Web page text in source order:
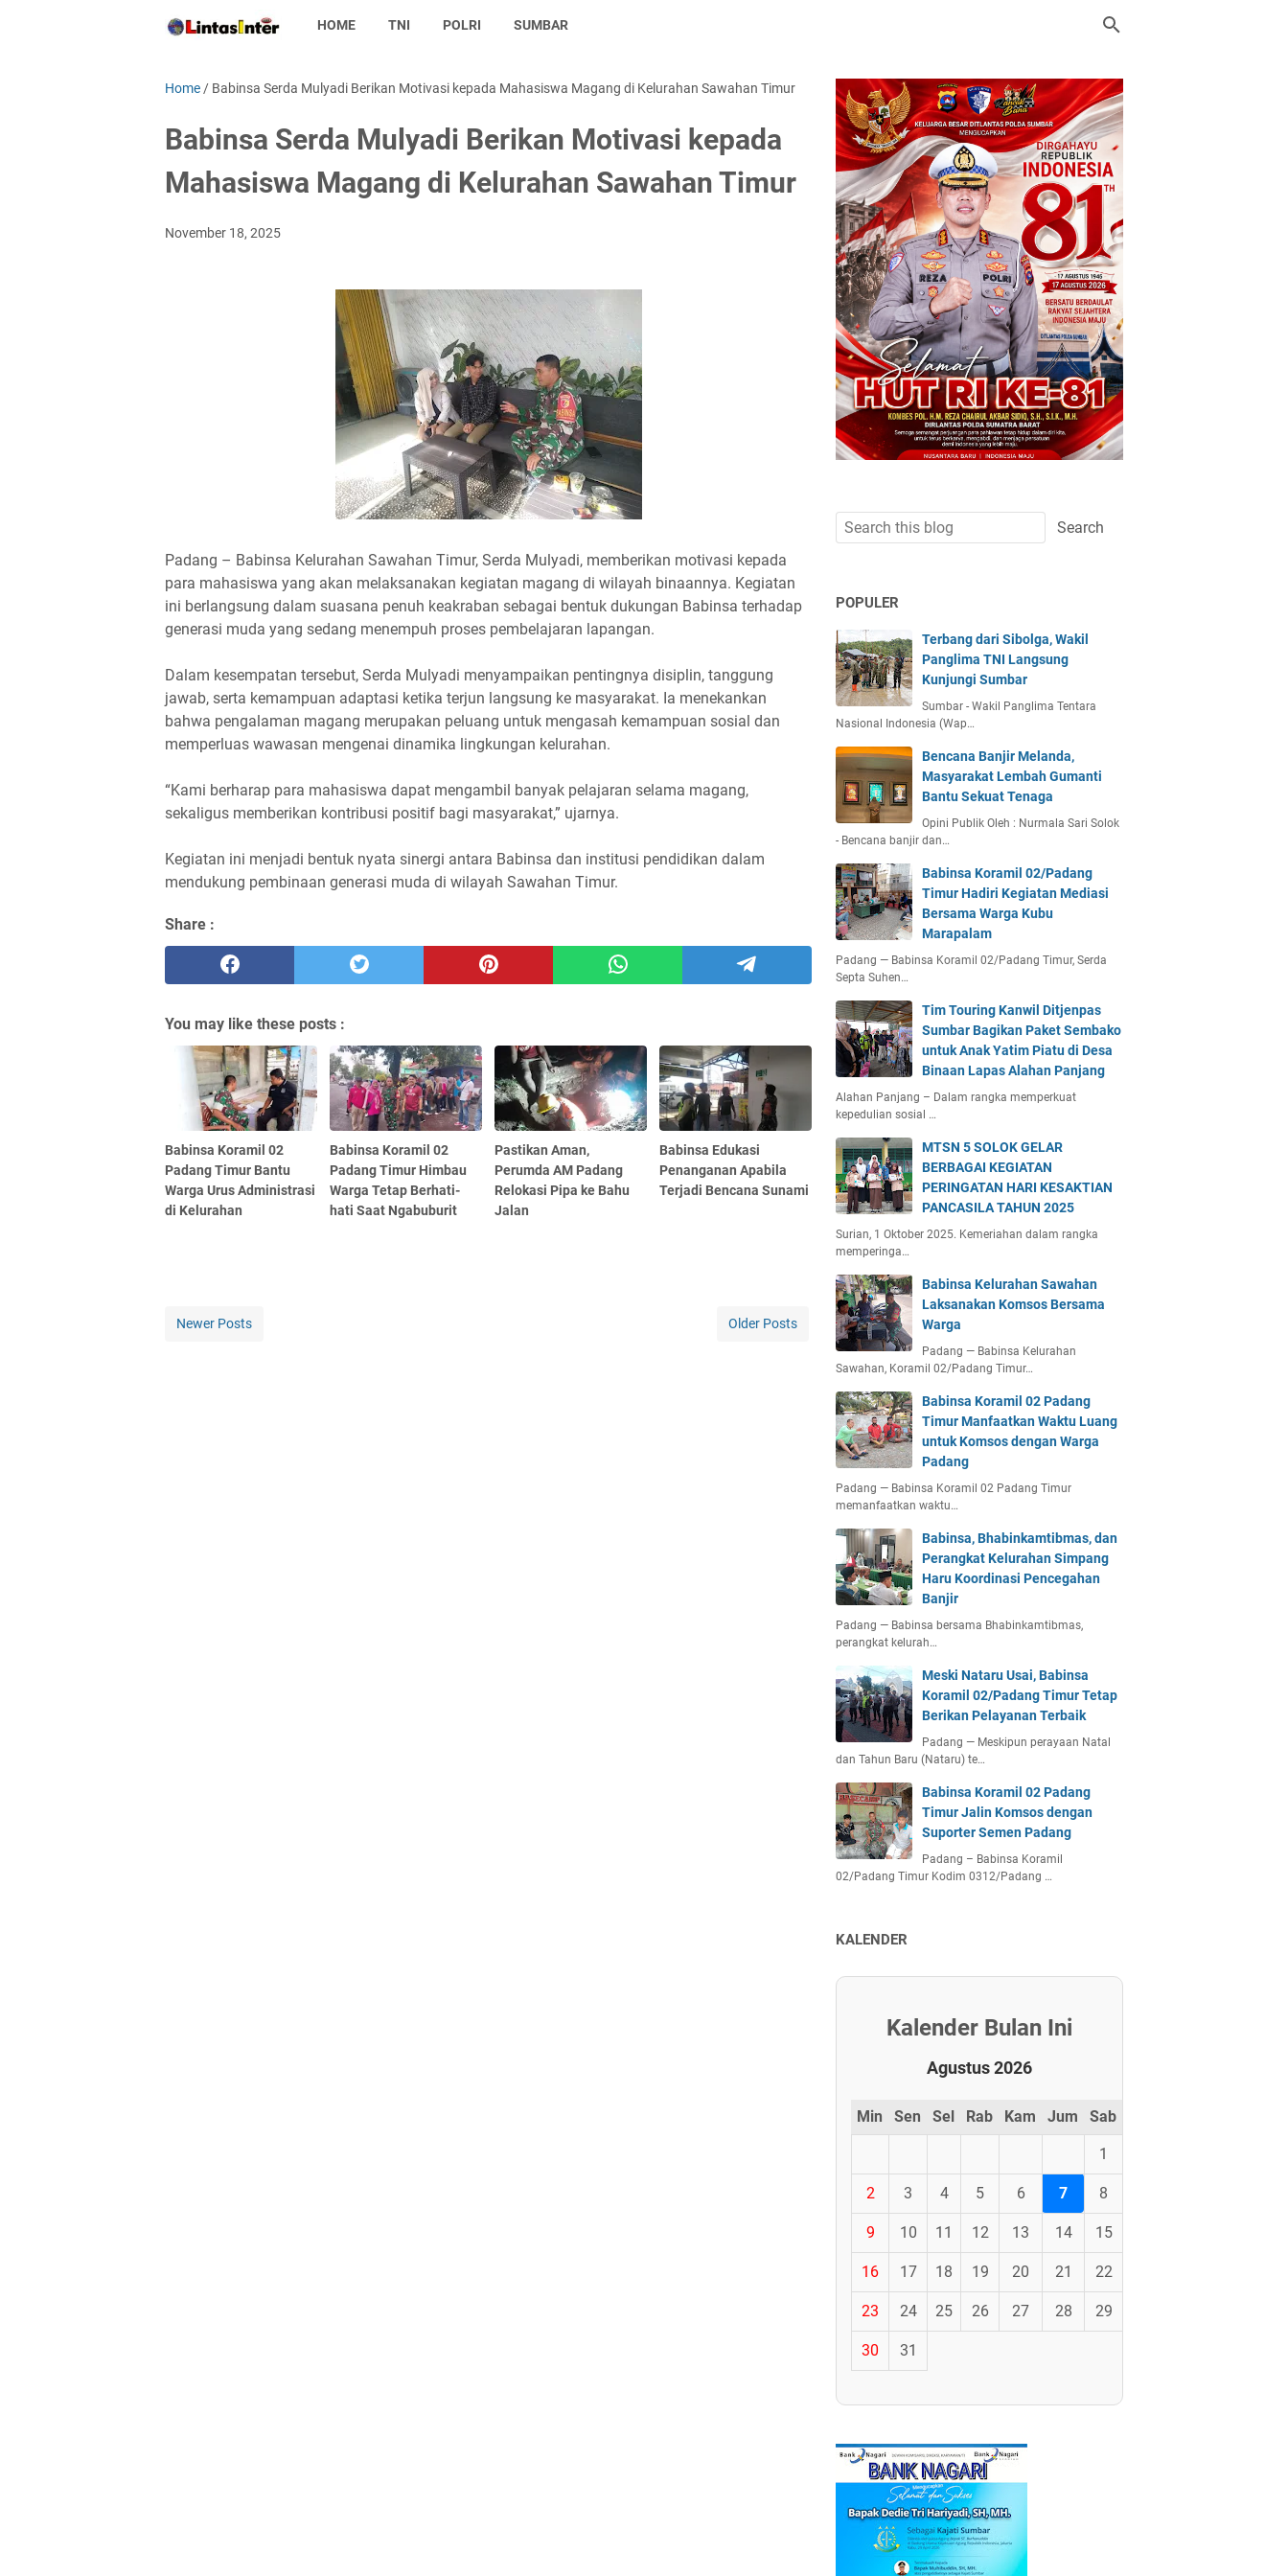
HOME TNI POLRI SUMBAR
Home / Babinsa Serda Mulyadi Berikan Motivasi kepada Mahasiswa Magang di Kelurahan Sawahan Timur
Babinsa Serda Mulyadi Berikan Motivasi kepada
Mahasiswa Magang di Kelurahan Sawahan Timur
November 18, 2025
Padang – Babinsa Kelurahan Sawahan Timur, Serda Mulyadi, memberikan motivasi kepada
para mahasiswa yang akan melaksanakan kegiatan magang di wilayah binaannya. Kegiatan
ini berlangsung dalam suasana penuh keakraban sebagai bentuk dukungan Babinsa terhadap
generasi muda yang sedang menempuh proses pembelajaran lapangan.
Dalam kesempatan tersebut, Serda Mulyadi menyampaikan pentingnya disiplin, tanggung
jawab, serta kemampuan adaptasi ketika terjun langsung ke masyarakat. Ia menekankan
bahwa pengalaman magang merupakan peluang untuk mengasah kemampuan sosial dan
memperluas wawasan mengenai dinamika lingkungan kelurahan.
“Kami berharap para mahasiswa dapat mengambil banyak pelajaran selama magang,
sekaligus memberikan kontribusi positif bagi masyarakat,” ujarnya.
Kegiatan ini menjadi bentuk nyata sinergi antara Babinsa dan institusi pendidikan dalam
mendukung pembinaan generasi muda di wilayah Sawahan Timur.
Share :
You may like these posts :
Babinsa Koramil 02
Padang Timur Bantu
Warga Urus Administrasi
di Kelurahan
Babinsa Koramil 02
Padang Timur Himbau
Warga Tetap Berhati-
hati Saat Ngabuburit
Pastikan Aman,
Perumda AM Padang
Relokasi Pipa ke Bahu
Jalan
Babinsa Edukasi
Penanganan Apabila
Terjadi Bencana Sunami
Newer Posts Older Posts
POPULER
Terbang dari Sibolga, Wakil
Panglima TNI Langsung
Kunjungi Sumbar
Sumbar - Wakil Panglima Tentara
Nasional Indonesia (Wap…
Bencana Banjir Melanda,
Masyarakat Lembah Gumanti
Bantu Sekuat Tenaga
Opini Publik Oleh : Nurmala Sari Solok
- Bencana banjir dan…
Babinsa Koramil 02/Padang
Timur Hadiri Kegiatan Mediasi
Bersama Warga Kubu
Marapalam
Padang — Babinsa Koramil 02/Padang Timur, Serda
Septa Suhen…
Tim Touring Kanwil Ditjenpas
Sumbar Bagikan Paket Sembako
untuk Anak Yatim Piatu di Desa
Binaan Lapas Alahan Panjang
Alahan Panjang – Dalam rangka memperkuat
kepedulian sosial …
MTSN 5 SOLOK GELAR
BERBAGAI KEGIATAN
PERINGATAN HARI KESAKTIAN
PANCASILA TAHUN 2025
Surian, 1 Oktober 2025. Kemeriahan dalam rangka
memperinga…
Babinsa Kelurahan Sawahan
Laksanakan Komsos Bersama
Warga
Padang — Babinsa Kelurahan
Sawahan, Koramil 02/Padang Timur…
Babinsa Koramil 02 Padang
Timur Manfaatkan Waktu Luang
untuk Komsos dengan Warga
Padang
Padang — Babinsa Koramil 02 Padang Timur
memanfaatkan waktu…
Babinsa, Bhabinkamtibmas, dan
Perangkat Kelurahan Simpang
Haru Koordinasi Pencegahan
Banjir
Padang — Babinsa bersama Bhabinkamtibmas,
perangkat kelurah…
Meski Nataru Usai, Babinsa
Koramil 02/Padang Timur Tetap
Berikan Pelayanan Terbaik
Padang — Meskipun perayaan Natal
dan Tahun Baru (Nataru) te…
Babinsa Koramil 02 Padang
Timur Jalin Komsos dengan
Suporter Semen Padang
Padang – Babinsa Koramil
02/Padang Timur Kodim 0312/Padang …
KALENDER
Kalender Bulan Ini
Agustus 2026
Min Sen Sel Rab Kam Jum Sab
1
2 3 4 5 6 7 8
9 10 11 12 13 14 15
16 17 18 19 20 21 22
23 24 25 26 27 28 29
30 31